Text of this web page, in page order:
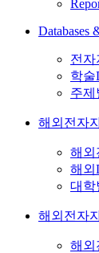
Databases
전자
학술
주제
해외전자
해외
해외
대학
해외전자
해외